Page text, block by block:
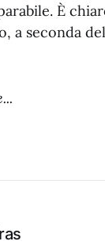
È
a seconda